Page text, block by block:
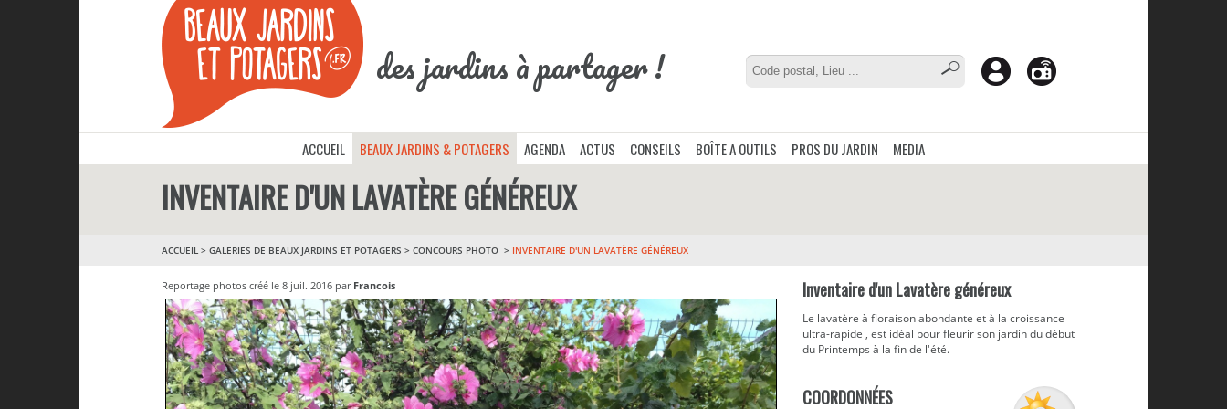
des jardins à partager !
ACCUEIL BEAUX JARDINS & POTAGERS AGENDA ACTUS CONSEILS BOÎTE A OUTILS PROS DU JARDIN MEDIA
INVENTAIRE D'UN LAVATÈRE GÉNÉREUX
ACCUEIL > GALERIES DE BEAUX JARDINS ET POTAGERS > CONCOURS PHOTO INVENTAIRE D'UN LAVATÈRE GÉNÉREUX
Reportage photos créé le 8 juil. 2016 par Francois Inventaire d'un Lavatère généreux
Le lavatère à floraison abondante et à la croissance
ultra-rapide , est idéal pour fleurir son jardin du début
du Printemps à la fin de l'été.
COORDONNÉES